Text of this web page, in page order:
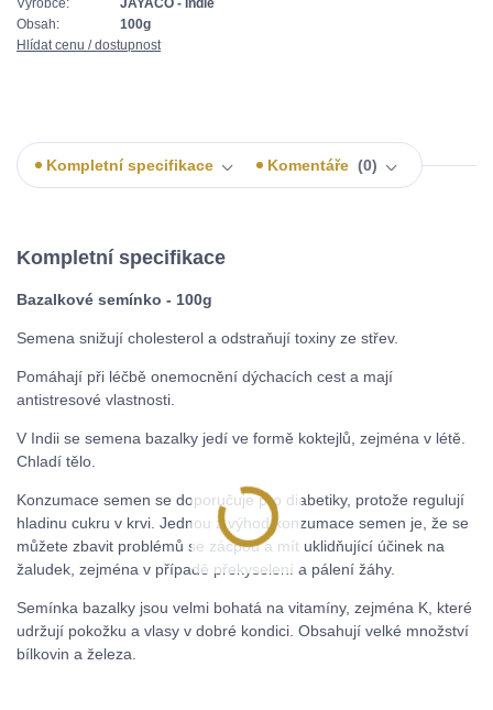
Obsah:
100g
Hlídat cenu / dostupnost
Kompletní specifikace Komentáře 0
Kompletní specifikace
Bazalkové semínko - 100g
Semena snižují cholesterol a odstraňují toxiny ze střev.
Pomáhají při léčbě onemocnění dýchacích cest a mají
antistresové vlastnosti.
V Indii se semena bazalky jedí ve formě koktejlů, zejména v létě.
Chladí tělo.
Konzumace semen se doporučuje pro diabetiky, protože regulují
hladinu cukru v krvi. Jednou z výhod konzumace semen je, že se
můžete zbavit problémů se zácpou a mít uklidňující účinek na
žaludek, zejména v případě překyselení a pálení žáhy.
Semínka bazalky jsou velmi bohatá na vitamíny, zejména K, které
udržují pokožku a vlasy v dobré kondici. Obsahují velké množství
bílkovin a železa.